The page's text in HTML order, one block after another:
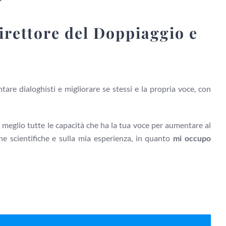
del Doppiaggio e
dialoghisti e migliorare se stessi e la propria voce, con
tutte le capacità che ha la tua voce per aumentare al
scientifiche e sulla mia esperienza, in quanto mi occupo